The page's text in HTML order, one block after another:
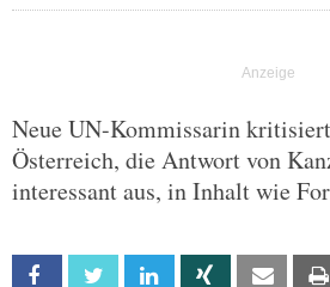
Neue UN-Kommissarin
Österreich, die Antwort von
interessant aus, in Inhalt wie
Facebook Twitter Linkedin Xing Email